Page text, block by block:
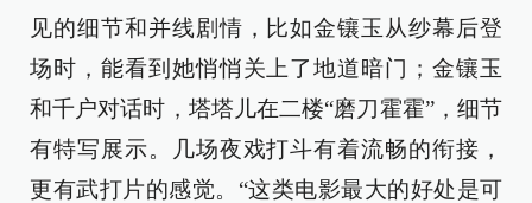
见的细节和并线剧情，比如金镶玉从纱幕后登
场时，能看到她悄悄关上了地道暗门；金镶玉
和千户对话时，塔塔儿在二楼“磨刀霍霍”，细节
有特写展示。几场夜戏打斗有着流畅的衔接，
更有武打片的感觉。“这类电影最大的好处是可